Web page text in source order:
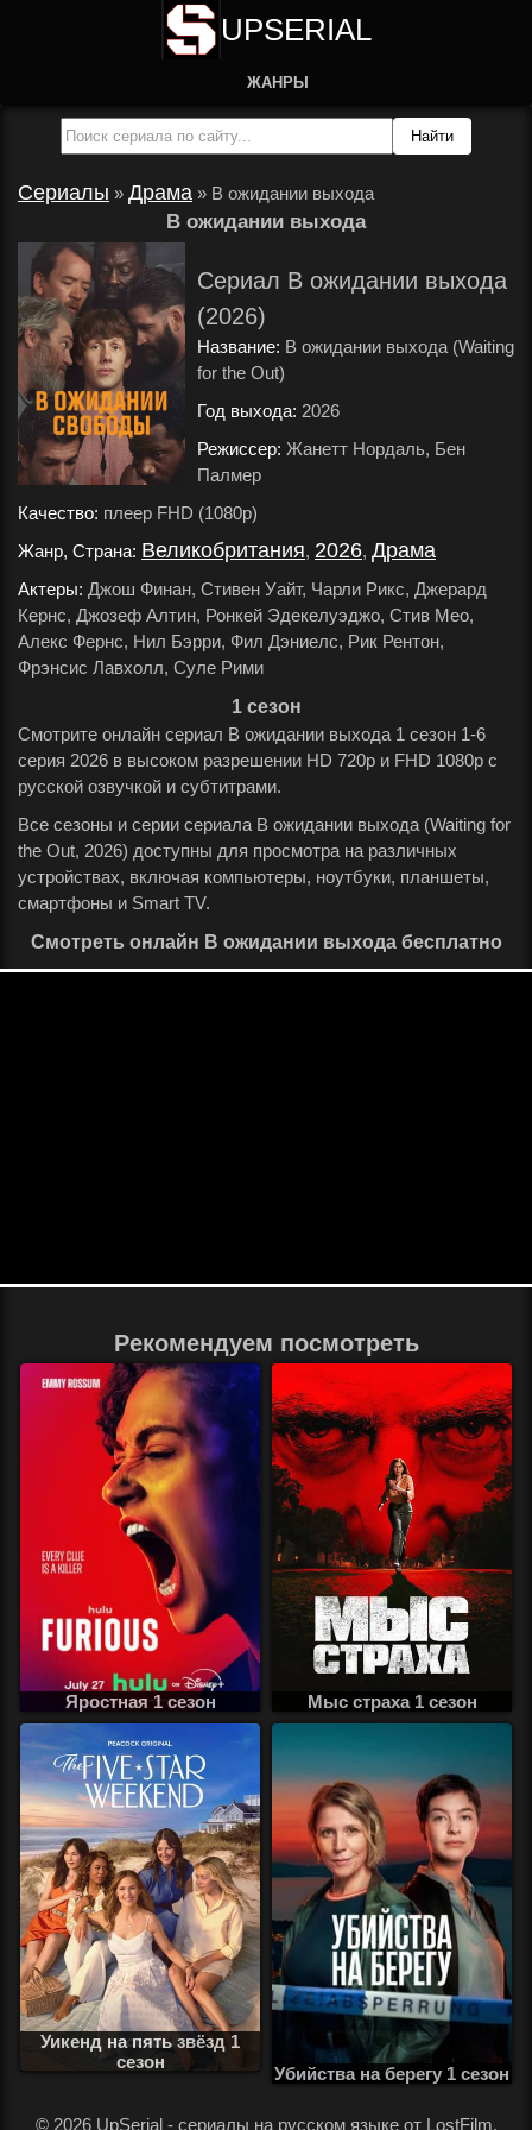
UPSERIAL
ЖАНРЫ
Сериалы » Драма » В ожидании выхода
В ожидании выхода
Сериал В ожидании выхода
(2026)
Название: В ожидании выхода (Waiting
for the Out)
Год выхода: 2026
Режиссер: Жанетт Нордаль, Бен
Палмер
Качество: плеер FHD (1080p)
Жанр, Страна: Великобритания, 2026, Драма
Актеры: Джош Финан, Стивен Уайт, Чарли Рикс, Джерард
Кернс, Джозеф Алтин, Ронкей Эдекелуэджо, Стив Мео,
Алекс Фернс, Нил Бэрри, Фил Дэниелс, Рик Рентон,
Фрэнсис Лавхолл, Суле Рими
1 сезон
Смотрите онлайн сериал В ожидании выхода 1 сезон 1-6
серия 2026 в высоком разрешении HD 720p и FHD 1080p с
русской озвучкой и субтитрами.
Все сезоны и серии сериала В ожидании выхода (Waiting for
the Out, 2026) доступны для просмотра на различных
устройствах, включая компьютеры, ноутбуки, планшеты,
смартфоны и Smart TV.
Смотреть онлайн В ожидании выхода бесплатно
Рекомендуем посмотреть
Яростная 1 сезон Мыс страха 1 сезон
Уикенд на пять звёзд 1
сезон
Убийства на берегу 1 сезон
© 2026 UpSerial - сериалы на русском языке от LostFilm,